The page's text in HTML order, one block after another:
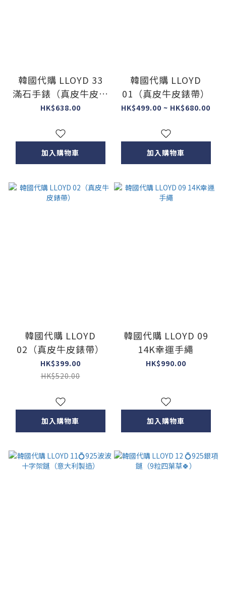
韓國代購 LLOYD 33
滿石手錶（真皮牛皮錶
帶）
HK$638.00
加入購物車
韓國代購 LLOYD
01（真皮牛皮錶帶）
HK$499.00 ~ HK$680.00
加入購物車
韓國代購 LLOYD
02（真皮牛皮錶帶）
HK$399.00
HK$520.00
加入購物車
韓國代購 LLOYD 09
14K幸運手繩
HK$990.00
加入購物車